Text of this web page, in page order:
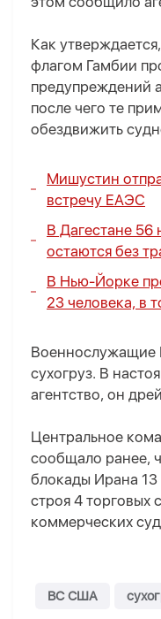
Как
флагом Гамбии
предупреждений
после чего те
обездвижить
Мишустин
встречу ЕАЭС
В Дагестане 56
остаются без
В Нью-Йорке
23 человека, в
Военнослужащие
сухогруз. В
агентство, он
Центральное
сообщало ранее,
блокады Ирана
строя 4 торговых
коммерческих
ВС США